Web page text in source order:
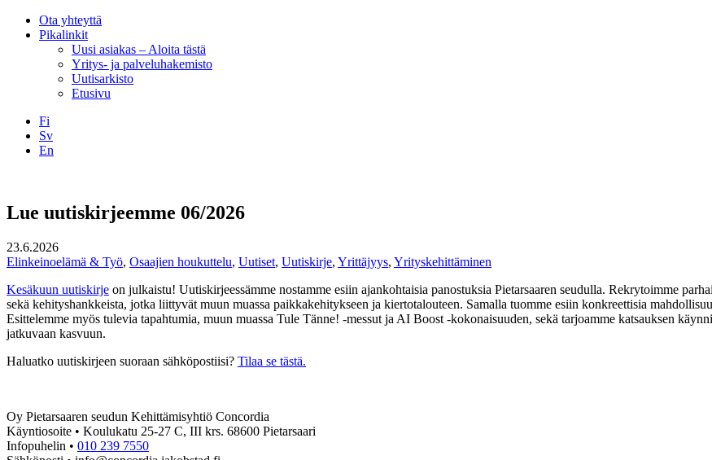
Ota yhteyttä
Pikalinkit
Uusi asiakas – Aloita tästä
Yritys- ja palveluhakemisto
Uutisarkisto
Etusivu
Fi
Sv
En
Lue uutiskirjeemme 06/2026
23.6.2026
Elinkeinoelämä & Työ, Osaajien houkuttelu, Uutiset, Uutiskirje, Yrittäjyys, Yrityskehittäminen
Kesäkuun uutiskirje on julkaistu! Uutiskirjeessämme nostamme esiin ajankohtaisia panostuksia Pietarsaaren seudulla. Rekrytoimme
sekä kehityshankkeista, jotka liittyvät muun muassa paikkakehitykseen ja kiertotalouteen. Samalla tuomme esiin konkreettisia
Esittelemme myös tulevia tapahtumia, muun muassa Tule Tänne! -messut ja AI Boost -kokonaisuuden, sekä tarjoamme katsauksen
jatkuvaan kasvuun.
Haluatko uutiskirjeen suoraan sähköpostiisi? Tilaa se tästä.
Oy Pietarsaaren seudun Kehittämisyhtiö Concordia
Käyntiosoite • Koulukatu 25-27 C, III krs. 68600 Pietarsaari
Infopuhelin • 010 239 7550